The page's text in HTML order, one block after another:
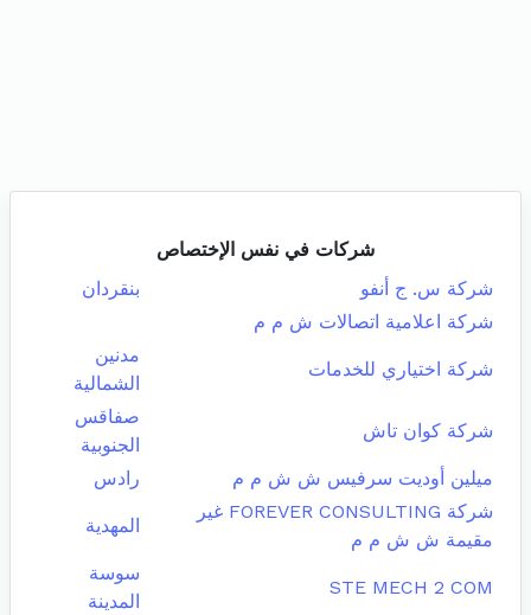
شركات في نفس الإختصاص
شركة س. ج أنفو
بنقردان
شركة اعلامية اتصالات ش م م
شركة اختياري للخدمات
مدنين
الشمالية
شركة كوان تاش
صفاقس
الجنوبية
ميلين أوديت سرفيس ش ش م م
رادس
شركة FOREVER CONSULTING غير
مقيمة ش ش م م
المهدية
STE MECH 2 COM
سوسة
المدينة